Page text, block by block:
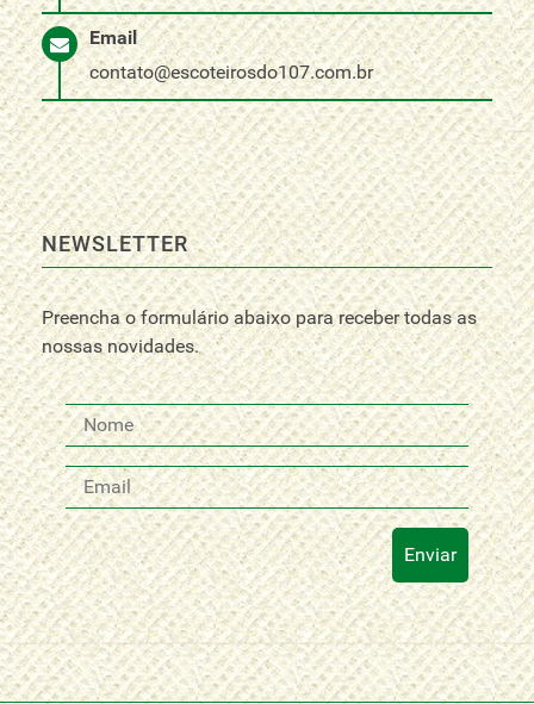
Email
contato@escoteirosdo107.com.br
NEWSLETTER
Preencha o formulário abaixo para receber todas as
nossas novidades.